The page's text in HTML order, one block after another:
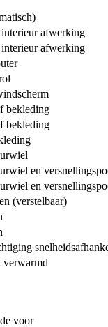
afwerking
afwerking
bekleding
bekleding
en
en
(verstelbaar)
verwarmd
voor